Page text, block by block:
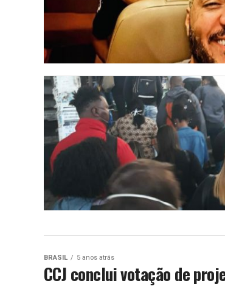
BRASIL 5 anos atrás
CCJ conclui votação de